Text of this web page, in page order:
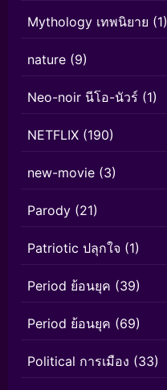
Mythology เทพนิยาย (1)
nature (9)
Neo-noir นีโอ-นัวร์ (1)
NETFLIX (190)
new-movie (3)
Parody (21)
Patriotic ปลุกใจ (1)
Period ย้อนยุค (39)
Period ย้อนยุค (69)
Political การเมือง (33)